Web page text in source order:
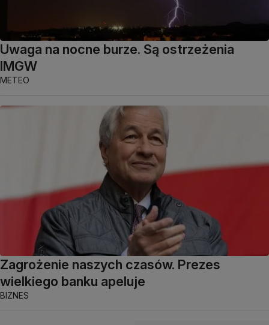
Uwaga na nocne burze. Są ostrzeżenia
IMGW
METEO
Zagrożenie naszych czasów. Prezes
wielkiego banku apeluje
BIZNES